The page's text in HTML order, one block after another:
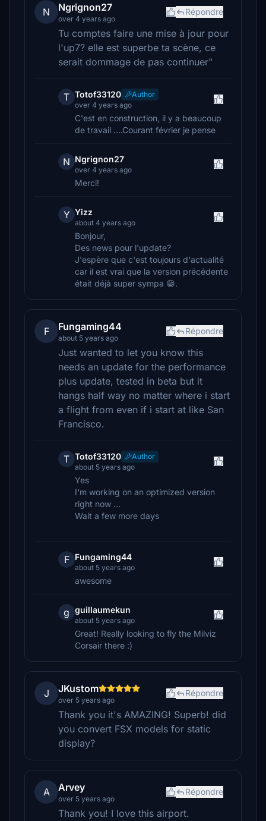
N Ngrignon27
over 4 years ago
Répondre
Tu comptes faire une mise à jour pour
l'up7? elle est superbe ta scène, ce
serait dommage de pas continuer"
T Totof33120
Author
over 4 years ago
C'est en construction, il y a beaucoup
de travail ....Courant février je pense
N Ngrignon27
over 4 years ago
Merci!
Y Yizz
about 4 years ago
Bonjour,
Des news pour l'update?
J'espère que c'est toujours d'actualité
car il est vrai que la version précédente
était déjà super sympa 😁.
F Fungaming44
about 5 years ago
Répondre
Just wanted to let you know this
needs an update for the performance
plus update, tested in beta but it
hangs half way no matter where i start
a flight from even if i start at like San
Francisco.
T Totof33120
Author
about 5 years ago
Yes
I'm working on an optimized version
right now ...
Wait a few more days
F Fungaming44
about 5 years ago
awesome
g guillaumekun
about 5 years ago
Great! Really looking to fly the Milviz
Corsair there :)
J JKustom
over 5 years ago
Répondre
Thank you it's AMAZING! Superb! did
you convert FSX models for static
display?
A Arvey
over 5 years ago
Répondre
Thank you! I love this airport.